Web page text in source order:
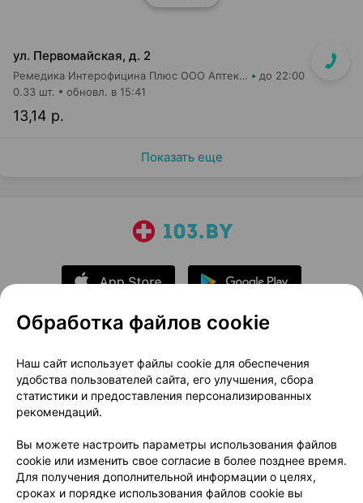
ул. Первомайская, д. 2
Ремедика Интерофицина Плюс ООО Аптека №2 до 22:00
13,14 р.
0.33 шт. обновл. в 15:41
Показать еще
О проекте
Новости проекта
Размещение рекламы
Медицинский маркетинг
Публичный договор
Доставка
Способы оплаты
Вакансии
Партнеры
Написать руководителю 103.by
Написать в поддержку
Обработка файлов cookie
Наш сайт использует файлы cookie для обеспечения
удобства пользователей сайта, его улучшения, сбора
статистики и предоставления персонализированных
рекомендаций.
Вы можете настроить параметры использования файлов
cookie или изменить свое согласие в более позднее время.
Для получения дополнительной информации о целях,
сроках и порядке использования файлов cookie вы